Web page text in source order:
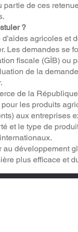
partie de ces
?
agricoles et
Les demandes se
fiscale (GİB) ou
de la
de la
les produits
aux entreprises
et le type de
développement
plus efficace et